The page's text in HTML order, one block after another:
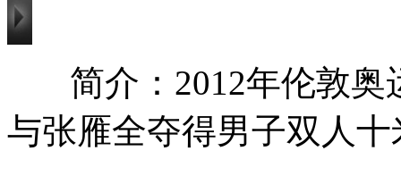
简介：2012年伦敦
与张雁全夺得男子双人